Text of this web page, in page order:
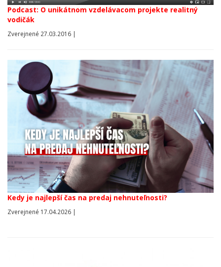
Podcast: O unikátnom vzdelávacom projekte realitný
vodičák
Zverejnené 27.03.2016 |
Kedy je najlepší čas na predaj nehnuteľnosti?
Zverejnené 17.04.2026 |